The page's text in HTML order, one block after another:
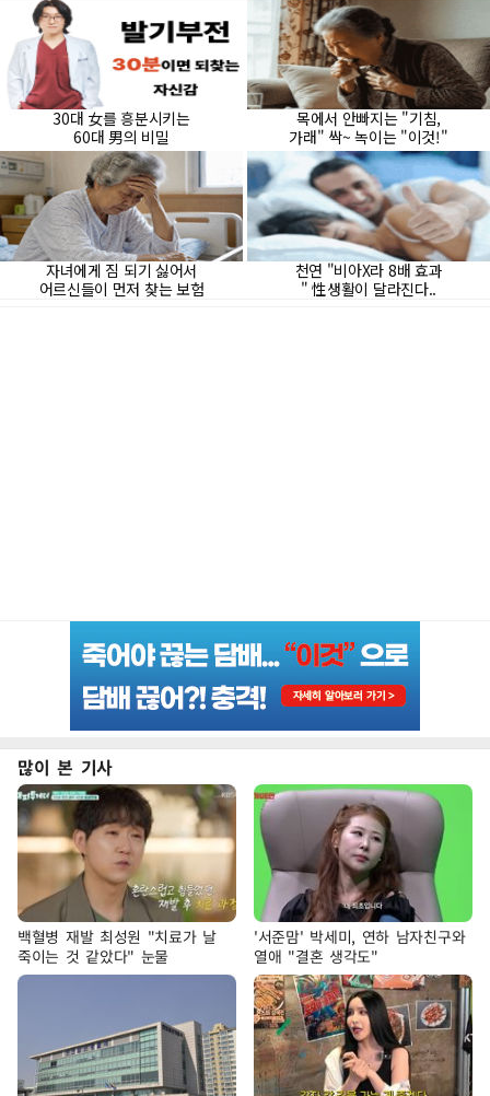
많이 본 기사
백혈병 재발 최성원 "치료가 날
죽이는 것 같았다" 눈물
'서준맘' 박세미, 연하 남자친구와
열애 "결혼 생각도"